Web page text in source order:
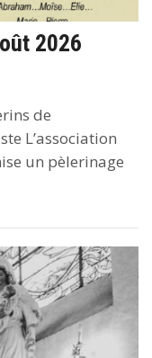
2026
de
L’association
un pèlerinage